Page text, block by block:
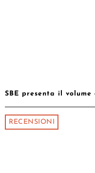
SBE presenta il
RECENSIONI